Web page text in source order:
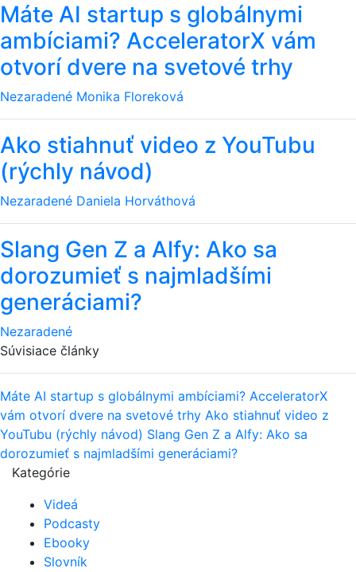
Máte AI startup s globálnymi
ambíciami? AcceleratorX vám
otvorí dvere na svetové trhy
Nezaradené Monika Floreková
Ako stiahnuť video z YouTubu
(rýchly návod)
Nezaradené Daniela Horváthová
Slang Gen Z a Alfy: Ako sa
dorozumieť s najmladšími
generáciami?
Nezaradené
Súvisiace články
Máte AI startup s globálnymi ambíciami? AcceleratorX
vám otvorí dvere na svetové trhy Ako stiahnuť video z
YouTubu (rýchly návod) Slang Gen Z a Alfy: Ako sa
dorozumieť s najmladšími generáciami?
Kategórie
Videá
Podcasty
Ebooky
Slovník